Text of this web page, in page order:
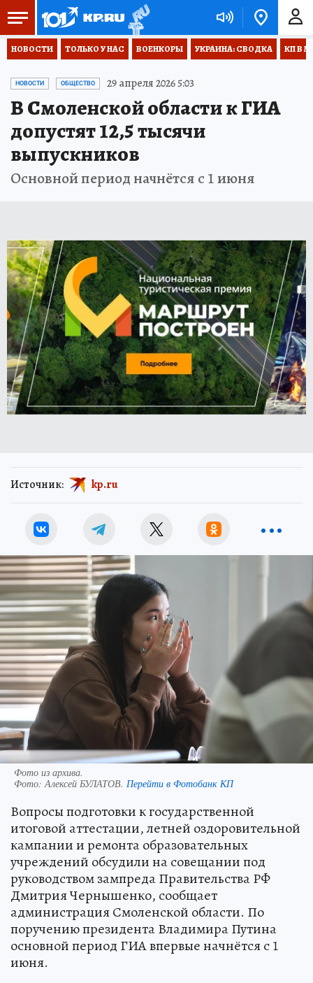
НОВОСТИ ТОЛЬКО У НАС ВОЕНКОРЫ УКРАИНА: СВОДКА КП В
НОВОСТИ ОБЩЕСТВО 29 апреля 2026 5:03
В Смоленской области к ГИА
допустят 12,5 тысячи
выпускников
Основной период начнётся с 1 июня
Источник: kp.ru
Фото из архива.
Фото:Алексей БУЛАТОВ. Перейти в Фотобанк КП
Вопросы подготовки к государственной
итоговой аттестации, летней оздоровительной
кампании и ремонта образовательных
учреждений обсудили на совещании под
руководством зампреда Правительства РФ
Дмитрия Чернышенко, сообщает
администрация Смоленской области. По
поручению президента Владимира Путина
основной период ГИА впервые начнётся с 1
июня.